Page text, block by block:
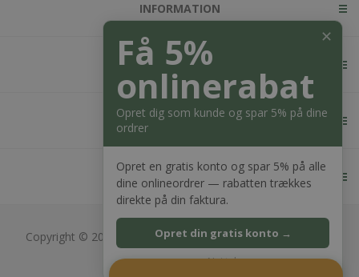
INFORMATION
KUNDESERVICE
MIN KONTO
KONTAKT OS
Copyright © 2026 Bagger Nielsen webshop. Alle rettigheder
forbeholdt.
✕
Få 5%
onlinerabat
Opret dig som kunde og spar 5% på dine
ordrer
Opret en gratis konto og spar 5% på alle
dine onlineordrer — rabatten trækkes
direkte på din faktura.
Opret din gratis konto →
Nej tak